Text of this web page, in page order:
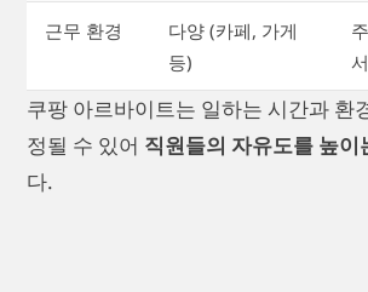
근무 환경
다양 (카페, 가게
등)
쿠팡 아르바이트는 일하는 시간과 환
정될 수 있어 직원들의 자유도를 높이
다.